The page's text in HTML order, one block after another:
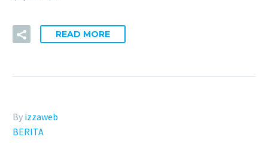
READ MORE
By izzaweb
BERITA